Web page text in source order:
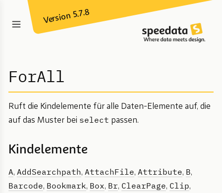
Version 5.7.8
ForAll
Ruft die Kindelemente für alle Daten-Elemente auf, die
auf das Muster bei select passen.
Kindelemente
A, AddSearchpath, AttachFile, Attribute, B,
Barcode, Bookmark, Box, Br, ClearPage, Clip,